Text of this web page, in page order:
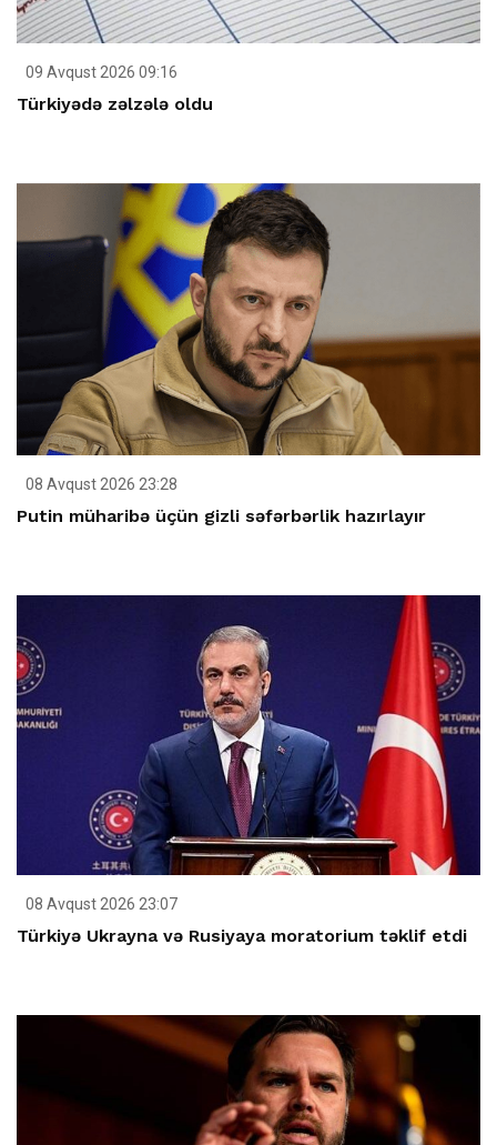
09 Avqust 2026 09:16
Türkiyədə zəlzələ oldu
08 Avqust 2026 23:28
Putin müharibə üçün gizli səfərbərlik hazırlayır
08 Avqust 2026 23:07
Türkiyə Ukrayna və Rusiyaya moratorium təklif etdi